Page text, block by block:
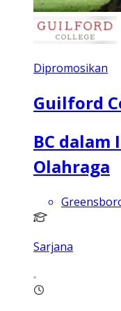
Dipromosikan
Guilford
BC dalam
Olahraga
Sarjana